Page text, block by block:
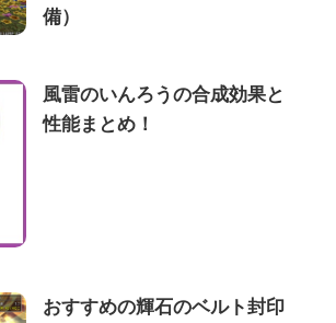
備）
風雷のいんろうの合成効果と
性能まとめ！
おすすめの輝石のベルト封印